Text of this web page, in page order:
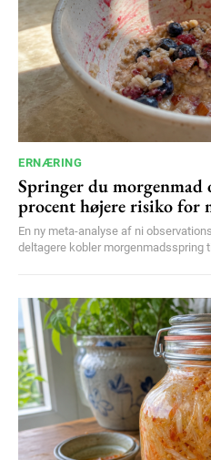
ERNÆRING
Springer du morgenmad
procent højere risiko for
En ny meta-analyse af ni
deltagere kobler morgenmadsspring